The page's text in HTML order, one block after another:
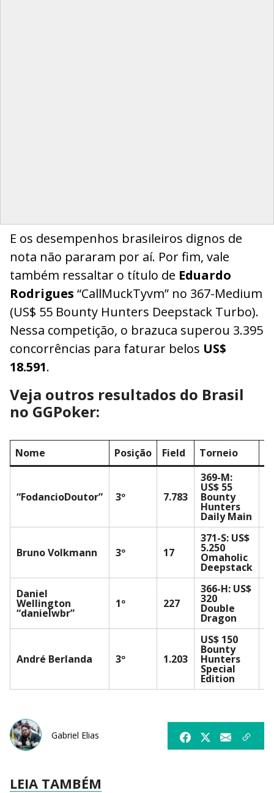
E os desempenhos brasileiros dignos de
nota não pararam por aí. Por fim, vale
também ressaltar o título de Eduardo
Rodrigues “CallMuckTyvm” no 367-Medium
(US$ 55 Bounty Hunters Deepstack Turbo).
Nessa competição, o brazuca superou 3.395
concorrências para faturar belos US$
18.591.
Veja outros resultados do Brasil
no GGPoker:
Nome Posição Field Torneio
“FodancioDoutor” 3º 7.783
369-M:
US$ 55
Bounty
Hunters
Daily Main
Bruno Volkmann 3º 17
371-S: US$
5.250
Omaholic
Deepstack
Daniel
Wellington
“danielwbr”
1º 227
366-H: US$
320
Double
Dragon
André Berlanda 3º 1.203
US$ 150
Bounty
Hunters
Special
Edition
Gabriel Elias
LEIA TAMBÉM